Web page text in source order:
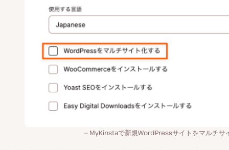
MyKinstaで新規WordPressサイトをマルチサ